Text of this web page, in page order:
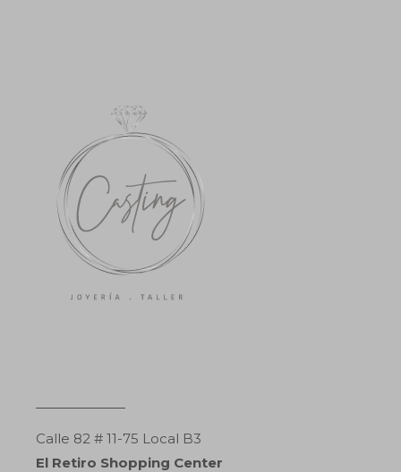
Calle 82 # 11-75 Local B3
El Retiro Shopping Center